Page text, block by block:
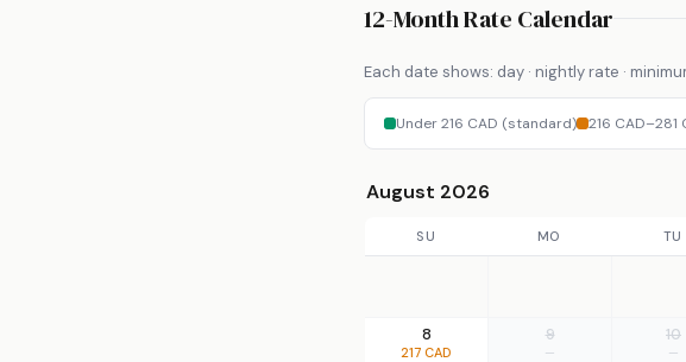
12-Month Rate Calendar
Each date shows: day · nightly rate ·
Under 216 CAD (standard) 216 CAD–281
August 2026
SU MO TU
8
217 CAD
9
—
10
—